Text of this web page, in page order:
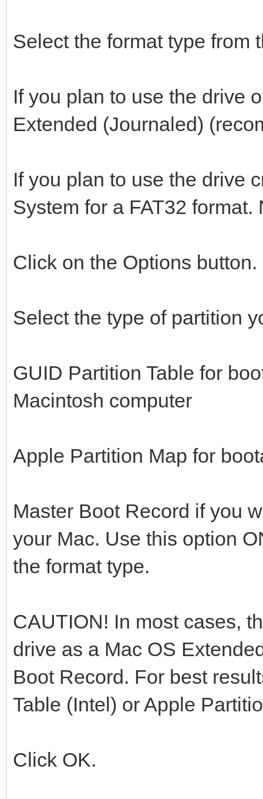
Select the format type from
If you plan to use the drive
Extended (Journaled)
If you plan to use the drive
System for a FAT32
Click on the Options button.
Select the type of partition
GUID Partition Table for
Macintosh computer
Apple Partition Map for
Master Boot Record if you
your Mac. Use this option
the format type.
CAUTION! In most cases,
drive as a Mac OS
Boot Record. For best
Table (Intel) or Apple
Click OK.